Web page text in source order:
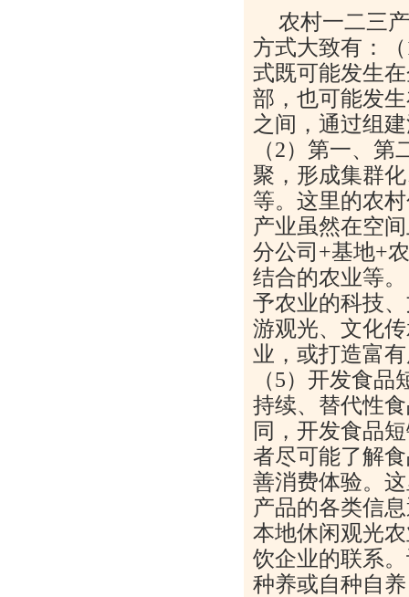
农村一二三
方式大致有：
式既可能发生
部，也可能发
之间，通过组
（2）第一、
聚，形成集群
等。这里的农
产业虽然在空
分公司+基地+
结合的农业等
予农业的科技
游观光、文化
业，或打造富
（5）开发食
持续、替代性
同，开发食品
者尽可能了解
善消费体验。
产品的各类信
本地休闲观光
饮企业的联系
种养或自种自